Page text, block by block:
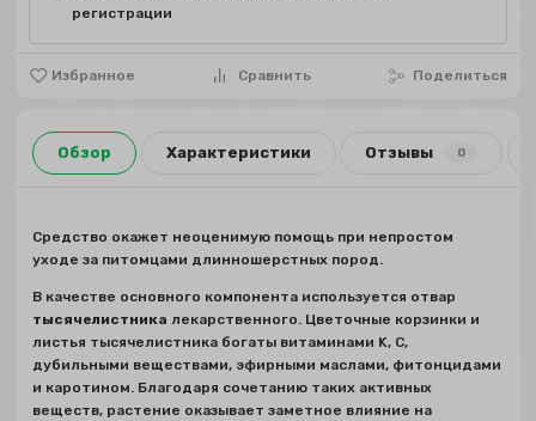
Избранное Сравнить Поделиться
регистрации
Обзор Характеристики Отзывы 0
Средство окажет неоценимую помощь при непростом
уходе за питомцами длинношерстных пород.
В качестве основного компонента используется отвар
тысячелистника лекарственного. Цветочные корзинки и
листья тысячелистника богаты витаминами K, C,
дубильными веществами, эфирными маслами, фитонцидами
и каротином. Благодаря сочетанию таких активных
веществ, растение оказывает заметное влияние на